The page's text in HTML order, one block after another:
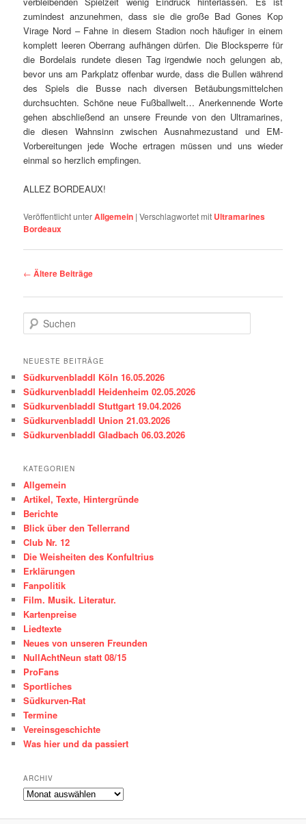
ALLEZ BORDEAUX!
Veröffentlicht unterAllgemein|Verschlagwortet mitUltramarines
Bordeaux
Beitragsnavigation
←Ältere Beiträge
S
u
h
n
NEUESTE BEITRÄGE
Südkurvenbladdl Heidenheim 02.05.2026
Südkurvenbladdl Union 21.03.2026
Südkurvenbladdl Gladbach 06.03.2026
Allgemein
Artikel, Texte, Hintergründe
Blick über den Tellerrand
Club Nr. 12
Die Weisheiten des Konfultrius
Erklärungen
Fanpolitik
Film. Musik. Literatur.
NullAchtNeun statt 08/15
ProFans
Sportliches
Südkurven-Rat
Termine
Vereinsgeschichte
Was hier und da passiert
ARCHIV
ARCHIV
Impressum / Datenschutzerklärung